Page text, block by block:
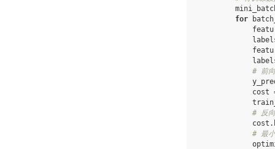
for
# 前
cost
# 反
cost .
# 最